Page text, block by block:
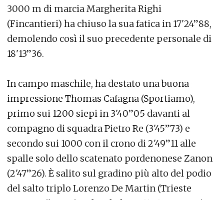
3000 m di marcia Margherita Righi
(Fincantieri) ha chiuso la sua fatica in 17'24”88,
demolendo così il suo precedente personale di
18'13”36.
In campo maschile, ha destato una buona
impressione Thomas Cafagna (Sportiamo),
primo sui 1200 siepi in 3'40”05 davanti al
compagno di squadra Pietro Re (3'45”73) e
secondo sui 1000 con il crono di 2'49”11 alle
spalle solo dello scatenato pordenonese Zanon
(2'47”26). È salito sul gradino più alto del podio
del salto triplo Lorenzo De Martin (Trieste